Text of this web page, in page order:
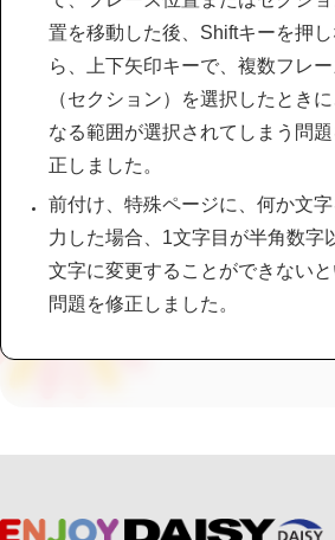
置を移動した後、Shiftキーを押
ら、上下矢印キーで、複数フレ
（セクション）を選択したとき
なる範囲が選択されてしまう問
正しました。
前付け、特殊ページに、何か文字
力した場合、1文字目が半角数字
文字に変更することができないと
問題を修正しました。